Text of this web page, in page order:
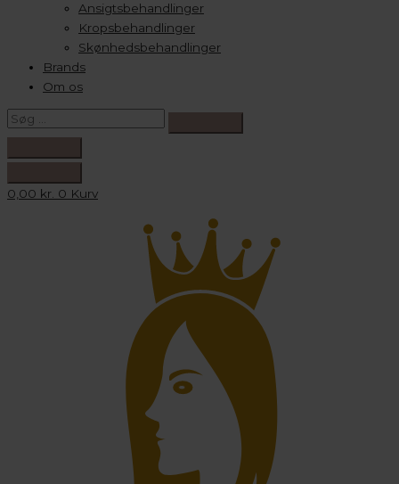
Ansigtsbehandlinger
Kropsbehandlinger
Skønhedsbehandlinger
Brands
Om os
0,00 kr. 0 Kurv